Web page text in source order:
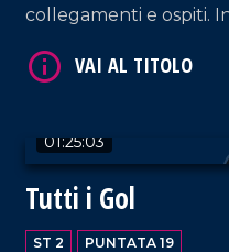
collegamenti e ospiti.
01:25:03
Tutti i Gol
ST 2 PUNTATA 19
VAI AL TITOLO